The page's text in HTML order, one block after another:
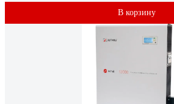
В корзину